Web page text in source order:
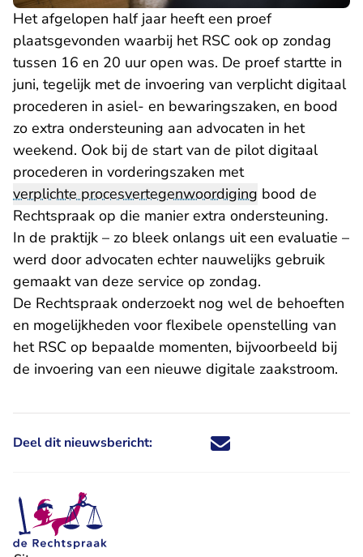
Het afgelopen half jaar heeft een proef
plaatsgevonden waarbij het RSC ook op zondag
tussen 16 en 20 uur open was. De proef startte in
juni, tegelijk met de invoering van verplicht digitaal
procederen in asiel- en bewaringszaken, en bood
zo extra ondersteuning aan advocaten in het
weekend. Ook bij de start van de pilot digitaal
procederen in vorderingszaken met
verplichte procesvertegenwoordiging bood de
Rechtspraak op die manier extra ondersteuning.
In de praktijk – zo bleek onlangs uit een evaluatie –
werd door advocaten echter nauwelijks gebruik
gemaakt van deze service op zondag.
De Rechtspraak onderzoekt nog wel de behoeften
en mogelijkheden voor flexibele openstelling van
het RSC op bepaalde momenten, bijvoorbeeld bij
de invoering van een nieuwe digitale zaakstroom.
Deel dit nieuwsbericht: Deel dit nieuwsbericht via X -
Deel dit nieuwsbericht via
Deel dit nieuwsbericht
Deel dit